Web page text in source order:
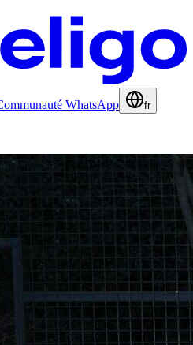
WhatsApp fr